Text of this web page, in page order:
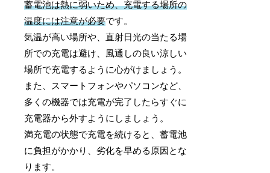
蓄電池は熱に弱いため、充電する場所の
温度には注意が必要です。
気温が高い場所や、直射日光の当たる場
所での充電は避け、風通しの良い涼しい
場所で充電するように心がけましょう。
また、スマートフォンやパソコンなど、
多くの機器では充電が完了したらすぐに
充電器から外すようにしましょう。
満充電の状態で充電を続けると、蓄電池
に負担がかかり、劣化を早める原因とな
ります。